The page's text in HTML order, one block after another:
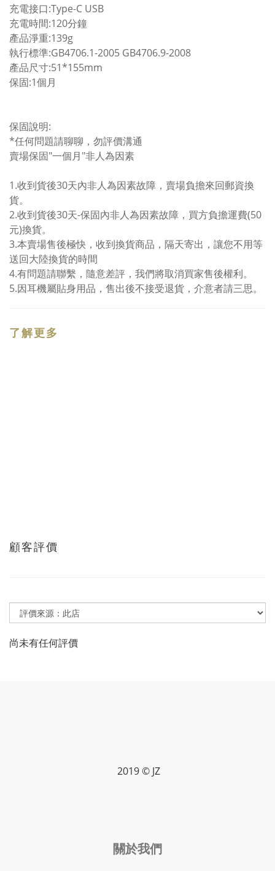
充電接口:Type-C USB
充電時間:120分鐘
產品淨重:139g
執行標準:GB4706.1-2005 GB4706.9-2008
產品尺寸:51*155mm
保固:1個月
保固說明:
*任何問題請聊聊，勿評價溝通
賣場保固"一個月"非人為因素
1.收到貨後30天內非人為因素故障，賣場負擔來回郵資換
貨。
2.收到貨後30天-保固內非人為因素故障，買方負擔運費(50
元)換貨。
3.本賣場售後極快，收到換貨商品，隔天寄出，讓您不用等
送回大陸換貨的時間
4.有問題請聯繫，隨意差評，我們將取消買家售後權利。
5.因耳機屬貼身用品，售出後不接受退貨，介意者請三思。
了解更多
顧客評價
尚未有任何評價
2019 © JZ
關於我們